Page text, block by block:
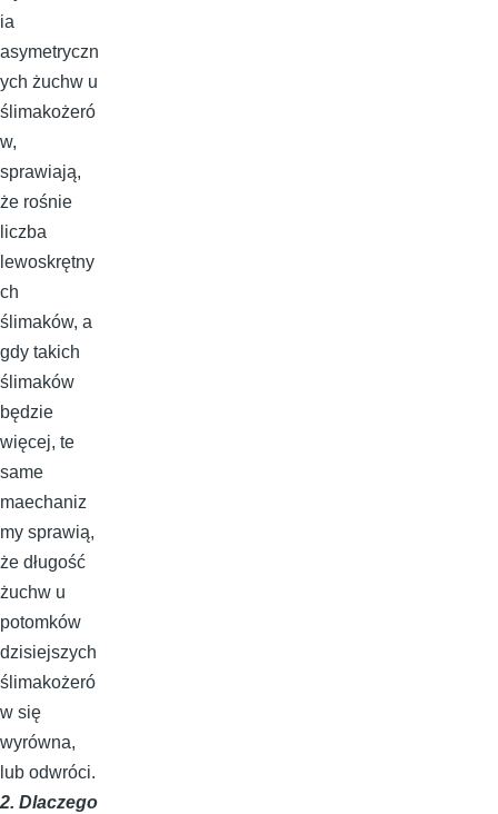
ia
asymetryczn
ych żuchw u
ślimakożeró
w,
sprawiają,
że rośnie
liczba
lewoskrętny
ch
ślimaków, a
gdy takich
ślimaków
będzie
więcej, te
same
maechaniz
my sprawią,
że długość
żuchw u
potomków
dzisiejszych
ślimakożeró
w się
wyrówna,
lub odwróci.
2. Dlaczego